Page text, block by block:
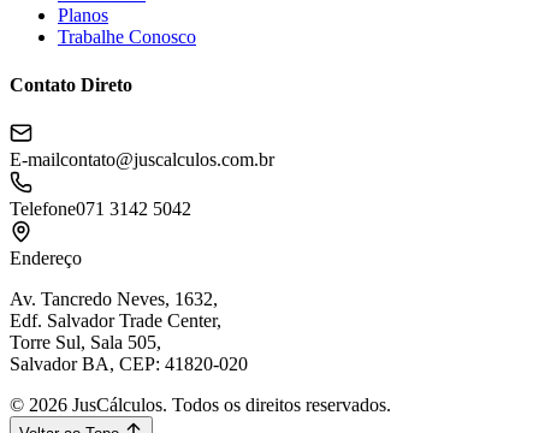
Planos
Trabalhe Conosco
Contato Direto
E-mailcontato@juscalculos.com.br
Telefone071 3142 5042
Endereço
Av. Tancredo Neves, 1632,
Edf. Salvador Trade Center,
Torre Sul, Sala 505,
Salvador BA, CEP: 41820-020
© 2026 JusCálculos. Todos os direitos reservados.